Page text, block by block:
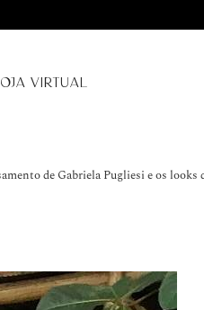
VIRTUAL
de Gabriela Pugliesi e os looks